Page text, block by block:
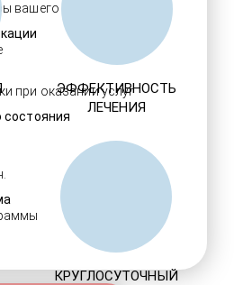
вашего региона
при оказании услуг
состояния
ЭФФЕКТИВНОСТЬ
ЛЕЧЕНИЯ
КРУГЛОСУТОЧНЫЙ